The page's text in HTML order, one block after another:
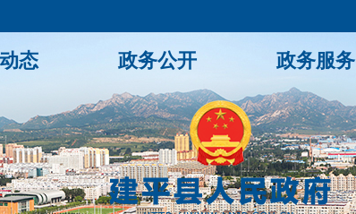
态 政务公开 政务服务